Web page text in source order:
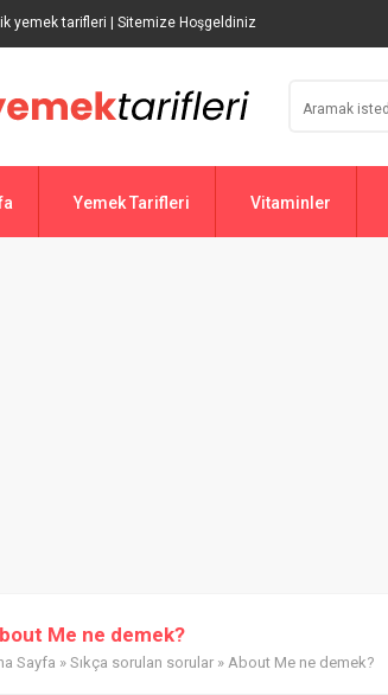
yemek tarifleri | Sitemize Hoşgeldiniz
Yemek Tarifleri Vitaminler
Me ne demek?
Sayfa » Sıkça sorulan sorular » About Me ne demek?